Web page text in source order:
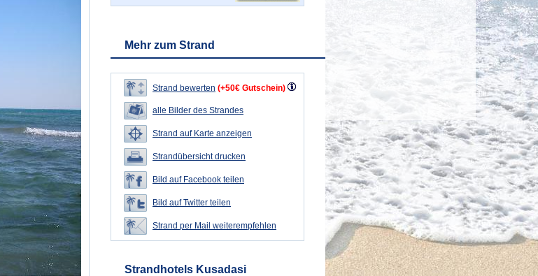
Mehr zum Strand
Strand bewerten (+50€ Gutschein)
alle Bilder des Strandes
Strand auf Karte anzeigen
Strandübersicht drucken
Bild auf Facebook teilen
Bild auf Twitter teilen
Strand per Mail weiterempfehlen
Strandhotels Kusadasi